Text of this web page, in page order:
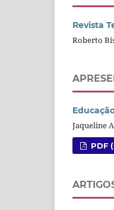
Revista
Roberto
Jaqueline
PDF